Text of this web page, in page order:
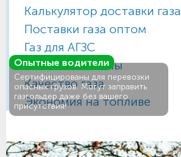
Калькулятор доставки газа
Поставки газа оптом
Газ для АГЗС
Газовые баллоны
Качество газа
Экономия на топливе
Опытные водители
Сертифицированы для перевозки
опасных грузов. Могут заправить
газгольдер даже без вашего
присутствия!